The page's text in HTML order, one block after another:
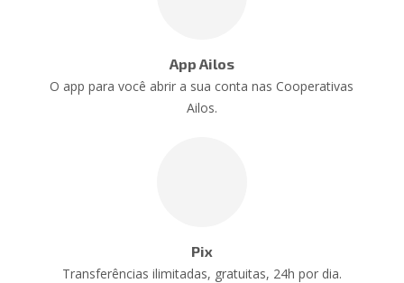
App Ailos
O app para você abrir a sua conta nas Cooperativas
Ailos.
Pix
Transferências ilimitadas, gratuitas, 24h por dia.